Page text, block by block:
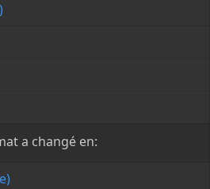
a changé en: